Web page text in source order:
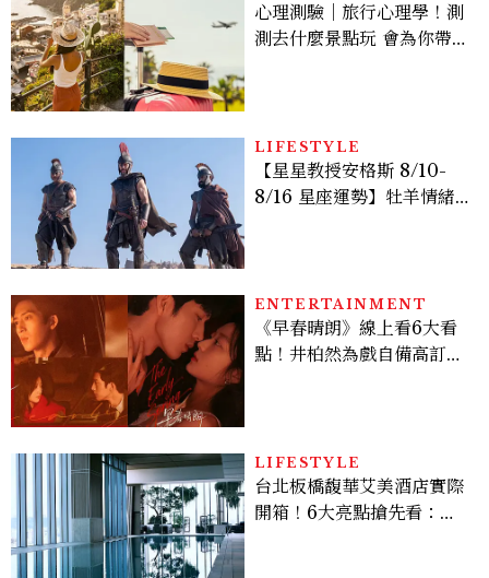
心理測驗｜旅行心理學！測
測去什麼景點玩 會為你帶來
LIFESTYLE
【星星教授安格斯 8/10-
8/16 星座運勢】牡羊情緒
ENTERTAINMENT
《早春晴朗》線上看6大看
點！井柏然為戲自備高訂，
LIFESTYLE
台北板橋馥華艾美酒店實際
開箱！6大亮點搶先看：新